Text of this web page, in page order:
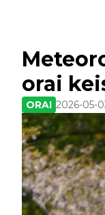
orai
ORAI 2026-05-